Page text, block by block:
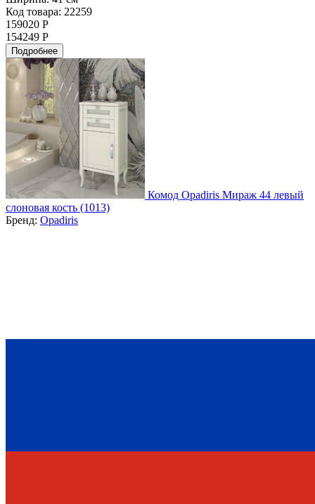
Код товара: 22259
159020 Р
154249 Р
Подробнее
Комод Opadiris Мираж 44 левый
слоновая кость (1013)
Бренд: Opadiris